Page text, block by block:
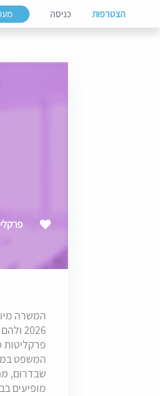
הצטרפות כניסה
המשרה
2026 ולהם בלבד.
פרקליטות
המשפט
מופיעים